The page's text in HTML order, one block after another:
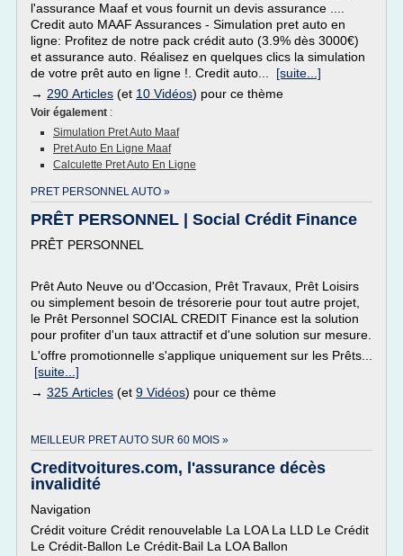
l'assurance Maaf et vous fournit un devis assurance ....
Credit auto MAAF Assurances - Simulation pret auto en
ligne: Profitez de notre pack crédit auto (3.9% dès 3000€)
et assurance auto. Réalisez en quelques clics la simulation
de votre prêt auto en ligne !. Credit auto... [suite...]
→ 290 Articles (et 10 Vidéos) pour ce thème
Voir également :
Simulation Pret Auto Maaf
Pret Auto En Ligne Maaf
Calculette Pret Auto En Ligne
PRET PERSONNEL AUTO »
PRÊT PERSONNEL | Social Crédit Finance
PRÊT PERSONNEL
Prêt Auto Neuve ou d'Occasion, Prêt Travaux, Prêt Loisirs
ou simplement besoin de trésorerie pour tout autre projet,
le Prêt Personnel SOCIAL CREDIT Finance est la solution
pour profiter d'un taux attractif et d'une solution sur mesure.
L'offre promotionnelle s'applique uniquement sur les Prêts...
[suite...]
→ 325 Articles (et 9 Vidéos) pour ce thème
MEILLEUR PRET AUTO SUR 60 MOIS »
Creditvoitures.com, l'assurance décès
invalidité
Navigation
Crédit voiture Crédit renouvelable La LOA La LLD Le Crédit
Le Crédit-Ballon Le Crédit-Bail La LOA Ballon